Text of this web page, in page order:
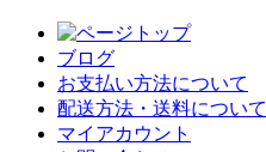
ブログ
お支払い方法について
配送方法・送料について
マイアカウント